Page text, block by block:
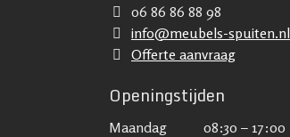
06 86 86 88 98
info@meubels-spuiten.nl
Offerte aanvraag
Openingstijden
Maandag
08:30 – 17:00